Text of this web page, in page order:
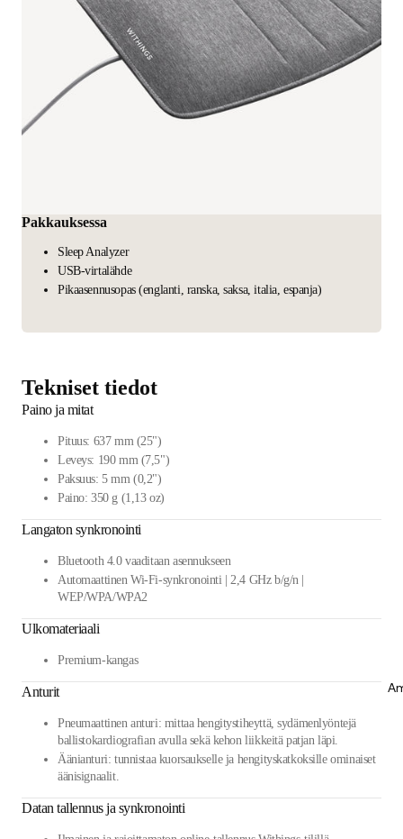
Pakkauksessa
Sleep Analyzer
USB-virtalähde
Pikaasennusopas (englanti, ranska, saksa, italia, espanja)
Tekniset tiedot
Paino ja mitat
Pituus: 637 mm (25")
Leveys: 190 mm (7,5")
Paksuus: 5 mm (0,2")
Paino: 350 g (1,13 oz)
Langaton synkronointi
Bluetooth 4.0 vaaditaan asennukseen
Automaattinen Wi-Fi-synkronointi | 2,4 GHz b/g/n |
WEP/WPA/WPA2
Ulkomateriaali
Premium-kangas
Anturit
Pneumaattinen anturi: mittaa hengitystiheyttä, sydämenlyöntejä
ballistokardiografian avulla sekä kehon liikkeitä patjan läpi.
Äänianturi: tunnistaa kuorsaukselle ja hengityskatkoksille ominaiset
äänisignaalit.
Datan tallennus ja synkronointi